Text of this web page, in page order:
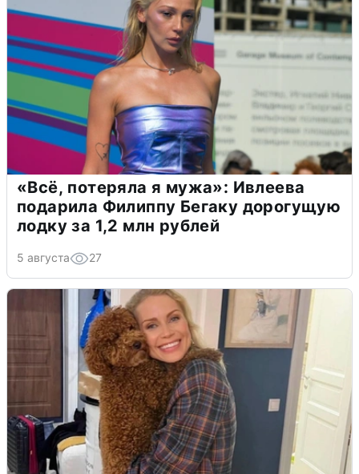
«Всё, потеряла я мужа»: Ивлеева
подарила Филиппу Бегаку дорогущую
лодку за 1,2 млн рублей
5 августа 27